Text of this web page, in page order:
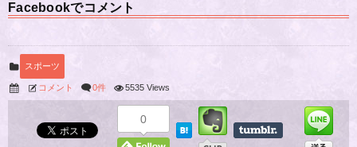
Facebookでコメント
スポーツ
コメント 0件 5535 Views
0